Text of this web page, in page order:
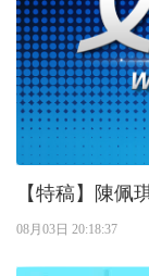
【特稿】陳佩
08月03日 20:18:37